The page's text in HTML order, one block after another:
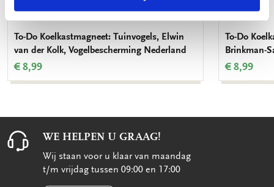
To-Do Koelkastmagneet: Tuinvogels, Elwin
van der Kolk, Vogelbescherming Nederland
€ 8,99
To-Do
Brinkman-
€ 8,99
WE HELPEN U GRAAG!
Wij staan voor u klaar van maandag
t/m vrijdag tussen 09:00 en 17:00